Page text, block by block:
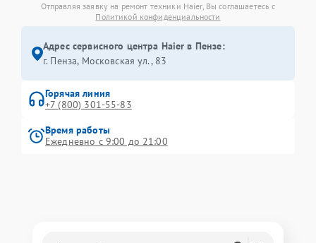
Отправляя заявку на ремонт техники Haier, Вы соглашаетесь с
Политикой конфиденциальности
Адрес сервисного центра Haier в Пензе:
г. Пенза, Московская ул., 83
Горячая линия
+7 (800) 301-55-83
Время работы
Ежедневно с 9:00 до 21:00